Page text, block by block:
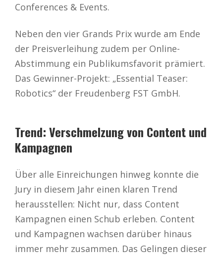
Conferences & Events.
Neben den vier Grands Prix wurde am Ende
der Preisverleihung zudem per Online-
Abstimmung ein Publikumsfavorit prämiert.
Das Gewinner-Projekt: „Essential Teaser:
Robotics“ der Freudenberg FST GmbH.
Trend: Verschmelzung von Content und
Kampagnen
Über alle Einreichungen hinweg konnte die
Jury in diesem Jahr einen klaren Trend
herausstellen: Nicht nur, dass Content
Kampagnen einen Schub erleben. Content
und Kampagnen wachsen darüber hinaus
immer mehr zusammen. Das Gelingen dieser